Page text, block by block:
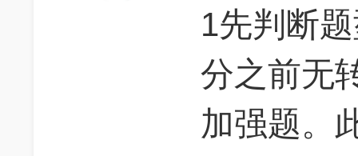
1先判断
分之前无
加强题。